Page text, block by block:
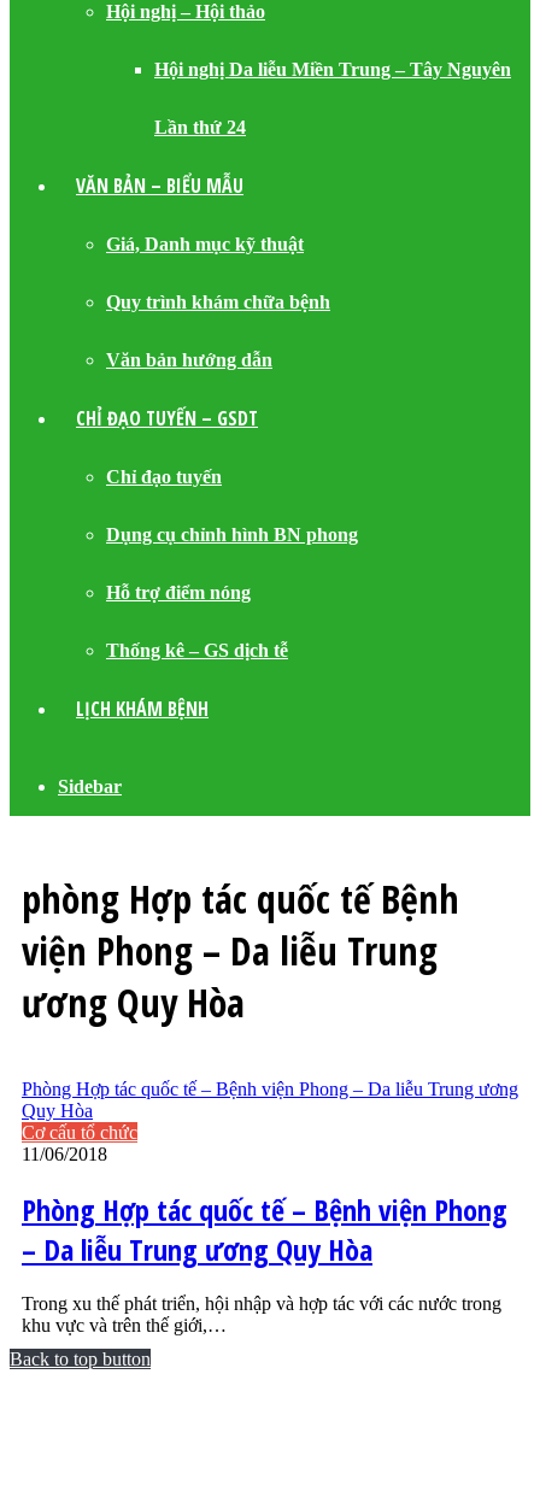
Hội nghị – Hội thảo
Hội nghị Da liễu Miền Trung – Tây Nguyên
Lần thứ 24
VĂN BẢN – BIỂU MẪU
Giá, Danh mục kỹ thuật
Quy trình khám chữa bệnh
Văn bản hướng dẫn
CHỈ ĐẠO TUYẾN – GSDT
Chỉ đạo tuyến
Dụng cụ chỉnh hình BN phong
Hỗ trợ điểm nóng
Thống kê – GS dịch tễ
LỊCH KHÁM BỆNH
Sidebar
phòng Hợp tác quốc tế Bệnh
viện Phong – Da liễu Trung
ương Quy Hòa
Phòng Hợp tác quốc tế – Bệnh viện Phong – Da liễu Trung ương
Quy Hòa
Cơ cấu tổ chức
11/06/2018
Phòng Hợp tác quốc tế – Bệnh viện Phong
– Da liễu Trung ương Quy Hòa
Trong xu thế phát triển, hội nhập và hợp tác với các nước trong
khu vực và trên thế giới,…
Back to top button